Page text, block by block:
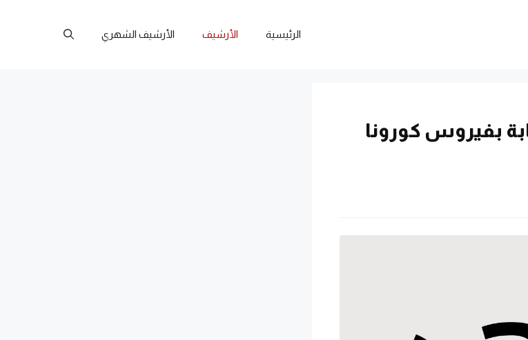
الرئيسية الأرشيف الأرشيف الشهري
بفيروس كورونا